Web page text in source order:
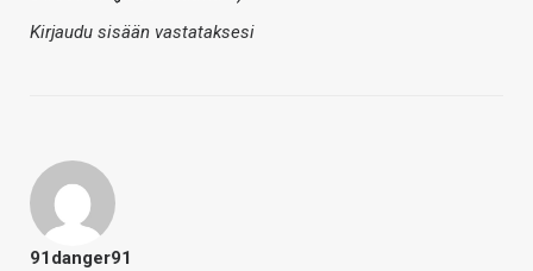
Kirjaudu sisään vastataksesi
91danger91